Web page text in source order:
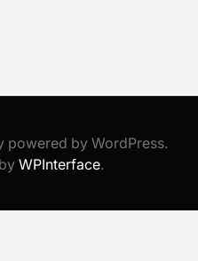
by WordPress.
WPInterface.